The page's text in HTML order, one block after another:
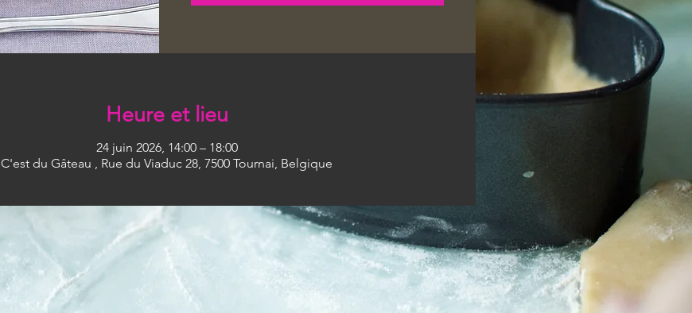
Heure et lieu
24 juin 2026, 14:00 – 18:00
C'est du Gâteau , Rue du Viaduc 28, 7500 Tournai, Belgique